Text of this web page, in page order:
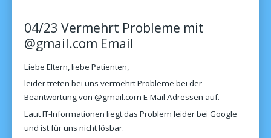
04/23 Vermehrt Probleme mit
@gmail.com Email
Liebe Eltern, liebe Patienten,
leider treten bei uns vermehrt Probleme bei der
Beantwortung von @gmail.com E-Mail Adressen auf.
Laut IT-Informationen liegt das Problem leider bei Google
und ist für uns nicht lösbar.